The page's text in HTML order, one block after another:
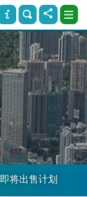
即将出售计划